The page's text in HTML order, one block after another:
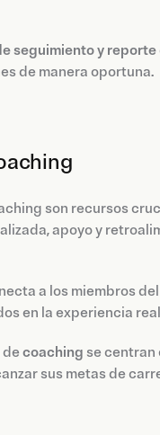
seguimiento y reporte
de manera oportuna.
son recursos
apoyo y
a los miembros
en la experiencia
decoaching se centran
sus metas de